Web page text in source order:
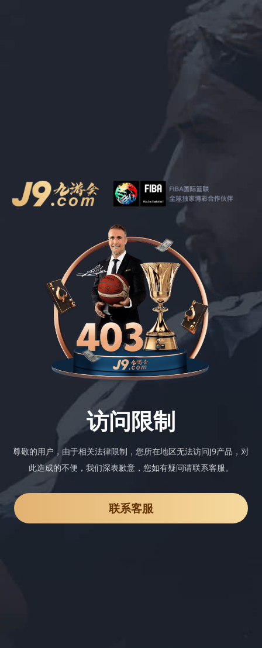
访问限制
尊敬的用户，由于相关法律限制，您所在地区无法访问J9产品，对
此造成的不便，我们深表歉意，您如有疑问请联系客服。
联系客服